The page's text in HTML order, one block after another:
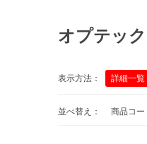
オプテッ
表示方法： 詳細一覧
並べ替え： 商品コー